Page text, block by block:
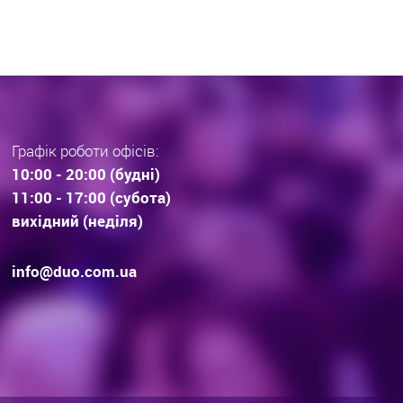
Графік роботи офісів:
10:00 - 20:00 (будні)
11:00 - 17:00 (субота)
вихідний (неділя)
info@duo.com.ua